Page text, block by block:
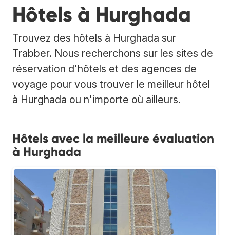
Hôtels à Hurghada
Trouvez des hôtels à Hurghada sur
Trabber. Nous recherchons sur les sites de
réservation d'hôtels et des agences de
voyage pour vous trouver le meilleur hôtel
à Hurghada ou n'importe où ailleurs.
Hôtels avec la meilleure évaluation
à Hurghada